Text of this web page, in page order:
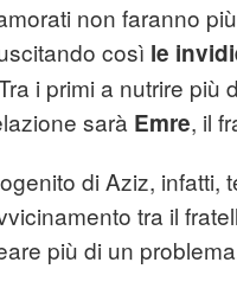
non faranno
così le
i primi a nutrire più
sarà Emre, il
di Aziz, infatti,
tra il
più di un